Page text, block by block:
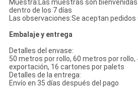
Muestra:Las muestras son
dentro de los 7 días
Las observaciones:Se aceptan pedidos
Embalaje y entrega
Detalles del envase:
50 metros por rollo, 60 metros por rollo,
exportación, 16 cartones por palets
Detalles de la entrega:
Envío en 35 días después del pago